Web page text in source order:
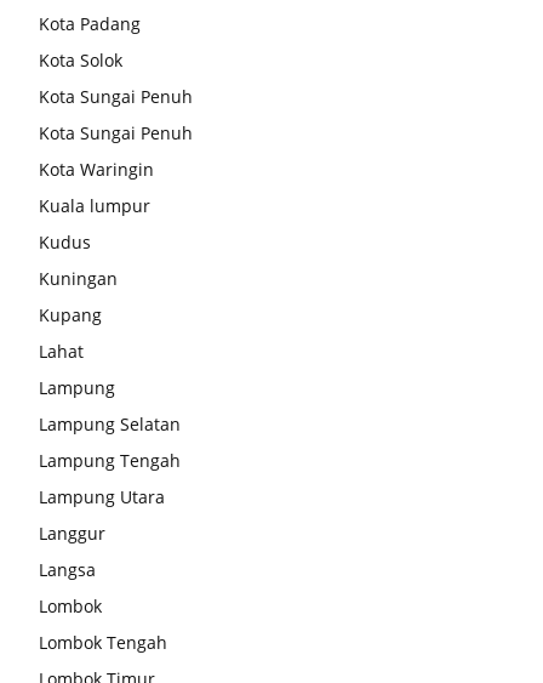
Kota Padang
Kota Solok
Kota Sungai Penuh
Kota Sungai Penuh
Kota Waringin
Kuala lumpur
Kudus
Kuningan
Kupang
Lahat
Lampung
Lampung Selatan
Lampung Tengah
Lampung Utara
Langgur
Langsa
Lombok
Lombok Tengah